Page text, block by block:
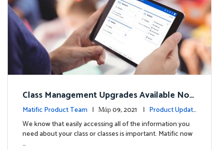
Class Management Upgrades Available Now
!Matific Product Team | Μάρ 09, 2021 | Product Updat
es
We know that easily accessing all of the information you
need about your class or classes is important. Matific now
…